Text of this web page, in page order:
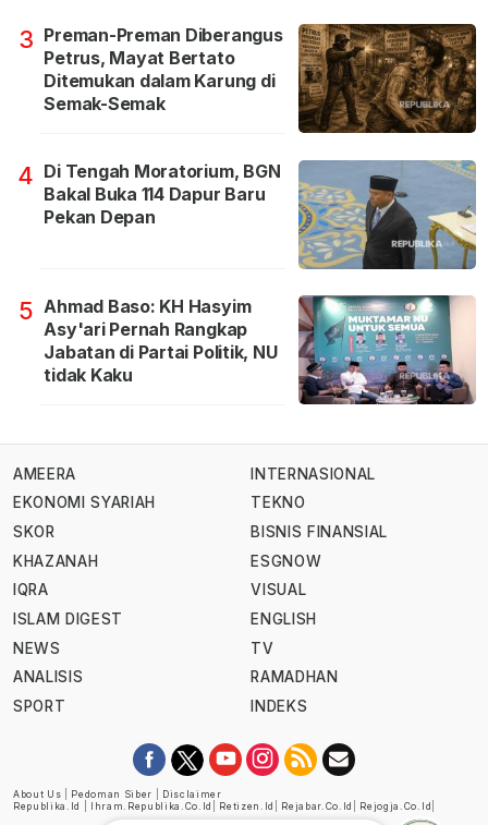
3 Preman-Preman Diberangus
Petrus, Mayat Bertato
Ditemukan dalam Karung di
Semak-Semak
4 Di Tengah Moratorium, BGN
Bakal Buka 114 Dapur Baru
Pekan Depan
5 Ahmad Baso: KH Hasyim
Asy'ari Pernah Rangkap
Jabatan di Partai Politik, NU
tidak Kaku
AMEERA
EKONOMI SYARIAH
SKOR
KHAZANAH
IQRA
ISLAM DIGEST
NEWS
ANALISIS
SPORT
INTERNASIONAL
TEKNO
BISNIS FINANSIAL
ESGNOW
VISUAL
ENGLISH
TV
RAMADHAN
INDEKS
About Us Pedoman Siber
Disclaimer
Republika.id
Ihram.republika.co.id Retizen.id Rejabar.co.id Rejogja.co.id